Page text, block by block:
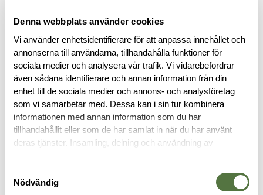
Denna webbplats använder cookies
Vi använder enhetsidentifierare för att anpassa innehållet och
annonserna till användarna, tillhandahålla funktioner för
sociala medier och analysera vår trafik. Vi vidarebefordrar
även sådana identifierare och annan information från din
enhet till de sociala medier och annons- och analysföretag
som vi samarbetar med. Dessa kan i sin tur kombinera
informationen med annan information som du har
tillhandahållit eller som de har samlat in när du har använt
deras tjänster. Insamling, delning och användning av
personuppgifter kan användas för personalisering av
Nödvändig
BESKRIVNING
RECENSIONER
OM VARUMÄRKET